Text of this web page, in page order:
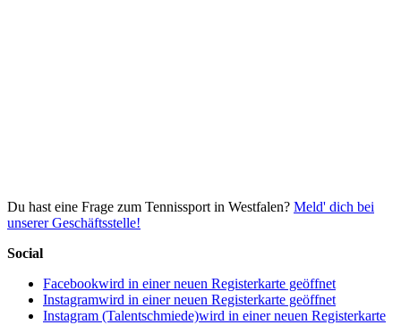
Du hast eine Frage zum Tennissport in Westfalen? Meld' dich bei
unserer Geschäftsstelle!
Social
Facebookwird in einer neuen Registerkarte geöffnet
Instagramwird in einer neuen Registerkarte geöffnet
Instagram (Talentschmiede)wird in einer neuen Registerkarte